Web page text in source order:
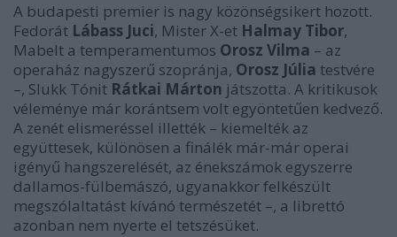
A budapesti premier is nagy közönségsikert hozott.
Fedorát Lábass Juci, Mister X-et Halmay Tibor,
Mabelt a temperamentumos Orosz Vilma – az
operaház nagyszerű szopránja, Orosz Júlia testvére
–, Slukk Tónit Rátkai Márton játszotta. A kritikusok
véleménye már korántsem volt egyöntetűen kedvező.
A zenét elismeréssel illették – kiemelték az
együttesek, különösen a finálék már-már operai
igényű hangszerelését, az énekszámok egyszerre
dallamos-fülbemászó, ugyanakkor felkészült
megszólaltatást kívánó természetét –, a librettó
azonban nem nyerte el tetszésüket.